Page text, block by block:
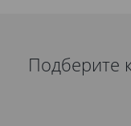
Подберите